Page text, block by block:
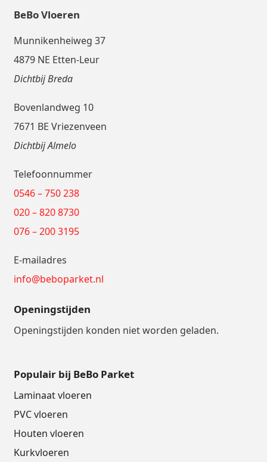
BeBo Vloeren
Munnikenheiweg 37
4879 NE Etten-Leur
Dichtbij Breda
Bovenlandweg 10
7671 BE Vriezenveen
Dichtbij Almelo
Telefoonnummer
0546 – 750 238
020 – 820 8730
076 – 200 3195
E-mailadres
info@beboparket.nl
Openingstijden
Openingstijden konden niet worden geladen.
Populair bij BeBo Parket
Laminaat vloeren
PVC vloeren
Houten vloeren
Kurkvloeren